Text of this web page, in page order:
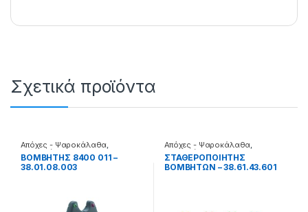
Σχετικά προϊόντα
Απόχες - Ψαροκάλαθα
Βομβητές
ΒΟΜΒΗΤΗΣ 8400 011 –
38.01.08.003
Απόχες - Ψαροκάλαθα
Βομβητές
ΣΤΑΘΕΡΟΠΟΙΗΤΗΣ
ΒΟΜΒΗΤΩΝ – 38.61.43.601